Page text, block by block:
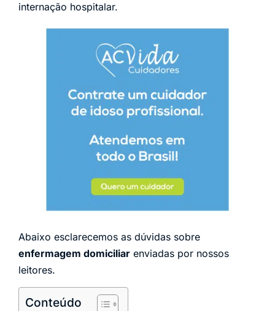
internação hospitalar.
Abaixo esclarecemos as dúvidas sobre
enfermagem domiciliar enviadas por nossos
leitores.
Conteúdo